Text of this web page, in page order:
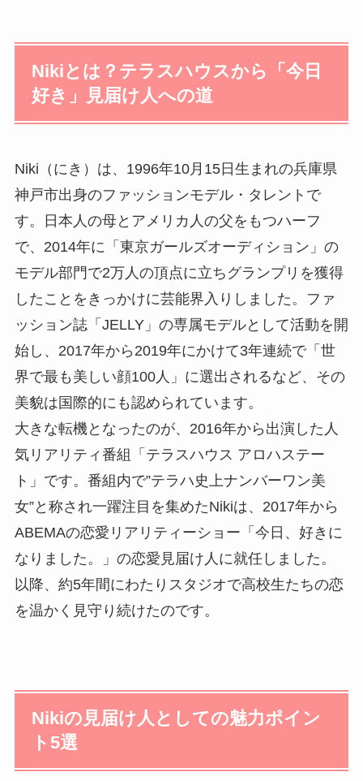
Nikiとは？テラスハウスから「今日
好き」見届け人への道
Niki（にき）は、1996年10月15日生まれの兵庫県
神戸市出身のファッションモデル・タレントで
す。日本人の母とアメリカ人の父をもつハーフ
で、2014年に「東京ガールズオーディション」の
モデル部門で2万人の頂点に立ちグランプリを獲得
したことをきっかけに芸能界入りしました。ファ
ッション誌「JELLY」の専属モデルとして活動を開
始し、2017年から2019年にかけて3年連続で「世
界で最も美しい顔100人」に選出されるなど、その
美貌は国際的にも認められています。
大きな転機となったのが、2016年から出演した人
気リアリティ番組「テラスハウス アロハステー
ト」です。番組内で”テラハ史上ナンバーワン美
女”と称され一躍注目を集めたNikiは、2017年から
ABEMAの恋愛リアリティーショー「今日、好きに
なりました。」の恋愛見届け人に就任しました。
以降、約5年間にわたりスタジオで高校生たちの恋
を温かく見守り続けたのです。
Nikiの見届け人としての魅力ポイン
ト5選